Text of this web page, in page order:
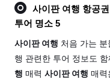
사이판 여행 항공
투어 명소 5
사이판 여행 처음 가는
행 관련한 투어 정보도
행 매력 사이판 여행 매력